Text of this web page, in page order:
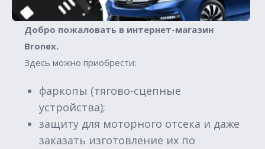
Добро пожаловать в интернет-магазин
Вronex.
Здесь можно приобрести:
фаркопы (тягово-сцепные
устройства);
защиту для моторного отсека и даже
заказать изготовление их по